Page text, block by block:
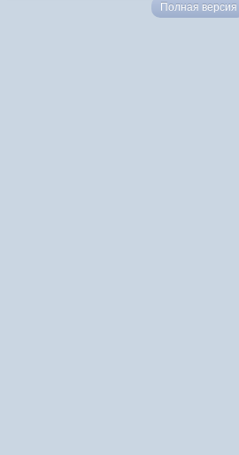
Полная версия